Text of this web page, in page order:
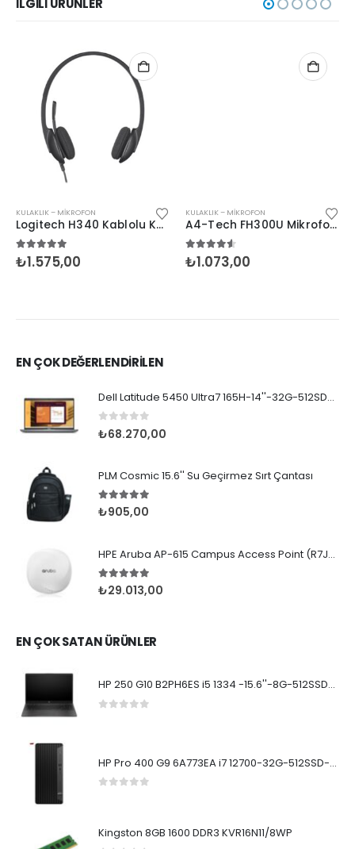
İLGILI ÜRÜNLER
KULAKLIK – MIKROFON
Logitech H340 Kablolu Kulaklık 981-000475
5.005 üzerinden
₺1.575,00
KULAKLIK – MIKROFON
A4-Tech FH300U Mikrofonlu USB Kulaklık
4.505 üzerinden
₺1.073,00
EN ÇOK DEĞERLENDİRİLEN
Dell Latitude 5450 Ultra7 165H-14''-32G-512SD-WPr
0 5 üzerinden
₺68.270,00
PLM Cosmic 15.6'' Su Geçirmez Sırt Çantası
5.005 üzerinden
₺905,00
HPE Aruba AP-615 Campus Access Point (R7J49A)
5.00 5 üzerinden
₺29.013,00
EN ÇOK SATAN ÜRÜNLER
HP 250 G10 B2PH6ES i5 1334 -15.6''-8G-512SSD-Dos
HP Pro 400 G9 6A773EA i7 12700-32G-512SSD-W11Pro
Kingston 8GB 1600 DDR3 KVR16N11/8WP